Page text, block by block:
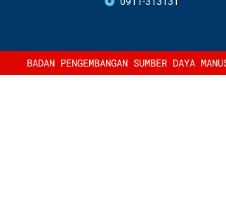
BADAN PENGEMBANGAN SUMBER DAYA